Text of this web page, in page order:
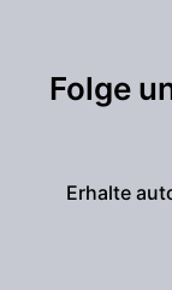
Folge
Erhalte